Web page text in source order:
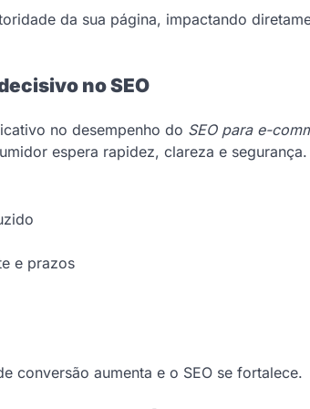
da sua página, impactando
no SEO
no desempenho do SEO para e-
espera rapidez, clareza e segurança.
e prazos
conversão aumenta e o SEO se fortalece.